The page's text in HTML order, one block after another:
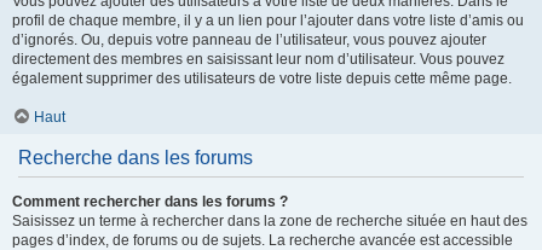
profil de chaque membre, il y a un lien pour l’ajouter dans votre liste d’amis ou
d’ignorés. Ou, depuis votre panneau de l’utilisateur, vous pouvez ajouter
directement des membres en saisissant leur nom d’utilisateur. Vous pouvez
également supprimer des utilisateurs de votre liste depuis cette même page.
Haut
Recherche dans les forums
Comment rechercher dans les forums ?
Saisissez un terme à rechercher dans la zone de recherche située en haut des
pages d’index, de forums ou de sujets. La recherche avancée est accessible